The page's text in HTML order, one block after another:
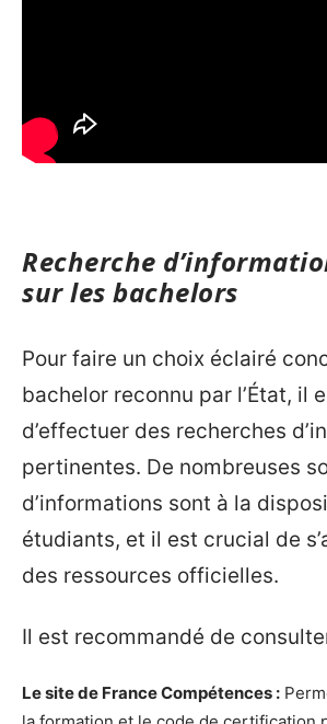
Recherche
sur les bachelors
Pour faire un choix éclairé
bachelor reconnu par l’État, il
d’effectuer des recherches
pertinentes. De nombreuses
d’informations sont à la
étudiants, et il est crucial de
des ressources officielles.
Il est recommandé de
Le site de France Compétences :